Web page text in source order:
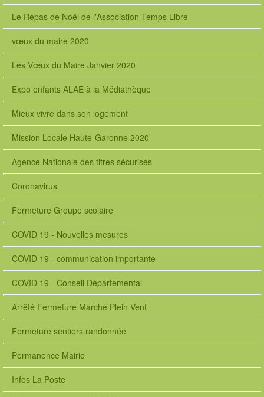
Le Repas de Noël de l'Association Temps Libre
vœux du maire 2020
Les Vœux du Maire Janvier 2020
Expo enfants ALAE à la Médiathèque
Mieux vivre dans son logement
Mission Locale Haute-Garonne 2020
Agence Nationale des titres sécurisés
Coronavirus
Fermeture Groupe scolaire
COVID 19 - Nouvelles mesures
COVID 19 - communication importante
COVID 19 - Conseil Départemental
Arrêté Fermeture Marché Plein Vent
Fermeture sentiers randonnée
Permanence Mairie
Infos La Poste